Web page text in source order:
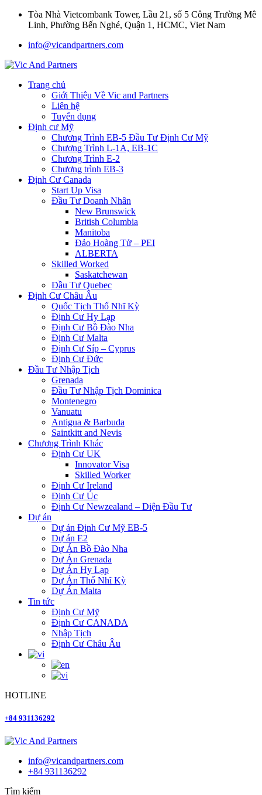
Tòa Nhà Vietcombank Tower, Lầu 21, số 5 Công Trường Mê
Linh, Phường Bến Nghé, Quận 1, HCMC, Viet Nam
info@vicandpartners.com
Trang chủ
Giới Thiệu Về Vic and Partners
Liên hệ
Tuyển dụng
Định cư Mỹ
Chương Trình EB-5 Đầu Tư Định Cư Mỹ
Chương Trình L-1A, EB-1C
Chương Trình E-2
Chương trình EB-3
Định Cư Canada
Start Up Visa
Đầu Tư Doanh Nhân
New Brunswick
British Columbia
Manitoba
Đảo Hoàng Tử – PEI
ALBERTA
Skilled Worked
Saskatchewan
Đầu Tư Quebec
Định Cư Châu Âu
Quốc Tịch Thổ Nhĩ Kỳ
Định Cư Hy Lạp
Định Cư Bồ Đào Nha
Định Cư Malta
Định Cư Síp – Cyprus
Định Cư Đức
Đầu Tư Nhập Tịch
Grenada
Đầu Tư Nhập Tịch Dominica
Montenegro
Vanuatu
Antigua & Barbuda
Saintkitt and Nevis
Chương Trình Khác
Định Cư UK
Innovator Visa
Skilled Worker
Định Cư Ireland
Định Cư Úc
Định Cư Newzealand – Diện Đầu Tư
Dự án
Dự án Định Cư Mỹ EB-5
Dự án E2
Dự Án Bồ Đào Nha
Dự Án Grenada
Dự Án Hy Lạp
Dự Án Thổ Nhĩ Kỳ
Dự Án Malta
Tin tức
Định Cư Mỹ
Định Cư CANADA
Nhập Tịch
Định Cư Châu Âu
HOTLINE
+84 931136292
info@vicandpartners.com
+84 931136292
Tìm kiếm